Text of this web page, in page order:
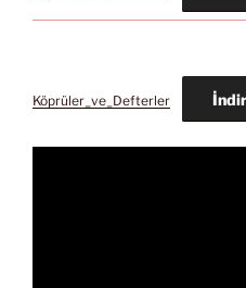
Köprüler_ve_Defterler İndir